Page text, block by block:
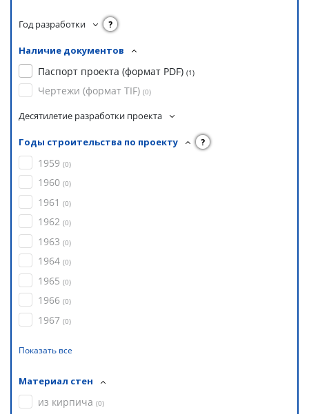
Год разработки ?
Наличие документов
Паспорт проекта (формат PDF) (1)
Чертежи (формат TIF) (0)
Десятилетие разработки проекта
Годы строительства по проекту ?
1959 (0)
1960 (0)
1961 (0)
1962 (0)
1963 (0)
1964 (0)
1965 (0)
1966 (0)
1967 (0)
Показать все
Материал стен
из кирпича (0)